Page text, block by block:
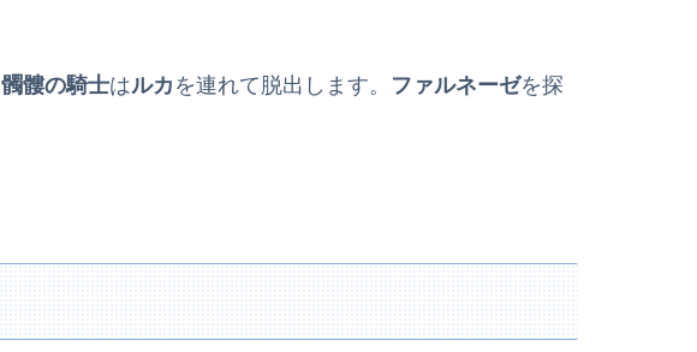
髑髏の騎士はルカ を連れて脱出します。 ファルネーゼを探